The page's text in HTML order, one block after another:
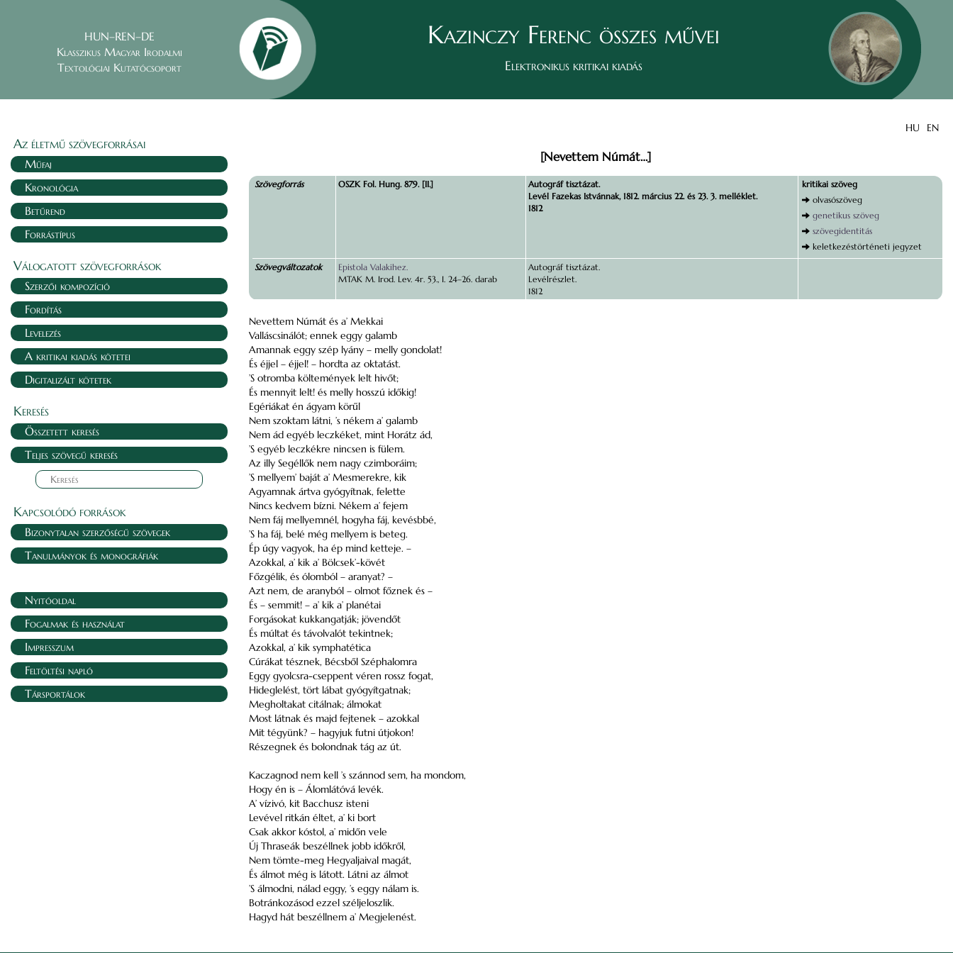
HUN–REN–DE
Klasszikus Magyar Irodalmi
Textológiai Kutatócsoport
Kazinczy Ferenc összes művei
Elektronikus kritikai kiadás
HU EN
Az életmű szövegforrásai
Műfaj
Kronológia
Betűrend
Forrástípus
Válogatott szövegforrások
Szerzői kompozíció
Fordítás
Levelezés
A kritikai kiadás kötetei
Digitalizált kötetek
Keresés
Összetett keresés
Teljes szövegű keresés
Kapcsolódó források
Bizonytalan szerzőségű szövegek
Tanulmányok és monográfiák
Nyitóoldal
Fogalmak és használat
Impresszum
Feltöltési napló
Társportálok
[Nevettem Númát…]
Szövegforrás OSZK Fol. Hung. 879. [II.]
Autográf tisztázat.
Levél Fazekas Istvánnak, 1812. március 22. és 23. 3. melléklet.
1812
kritikai szöveg
olvasószöveg
genetikus szöveg
szövegidentitás
keletkezéstörténeti jegyzet
Szövegváltozatok
Epistola Valakihez.
MTAK M. Irod. Lev. 4r. 53., I. 24–26. darab
Autográf tisztázat.
Levélrészlet.
1812
Nevettem Númát és a’ Mekkai
Valláscsinálót; ennek eggy galamb
Amannak eggy szép lyány – melly gondolat!
És éjjel – éjjel! – hordta az oktatást.
’S otromba költemények lelt hivőt;
És mennyit lelt! és melly hosszú időkig!
Egériákat én ágyam körűl
Nem szoktam látni, ’s nékem a’ galamb
Nem ád egyéb leczkéket, mint Horátz ád,
’S egyéb leczkékre nincsen is fülem.
Az illy Segéllők nem nagy czimboráim;
’S mellyem’ baját a’ Mesmerekre, kik
Agyamnak ártva gyógyítnak, felette
Nincs kedvem bízni. Nékem a’ fejem
Nem fáj mellyemnél, hogyha fáj, kevésbbé,
’S ha fáj, belé még mellyem is beteg.
Ép úgy vagyok, ha ép mind ketteje. –
Azokkal, a’ kik a’ Bölcsek’-kövét
Főzgélik, és ólomból – aranyat? –
Azt nem, de aranyból – olmot főznek és –
És – semmit! – a’ kik a’ planétai
Forgásokat kukkangatják; jövendőt
És múltat és távolvalót tekintnek;
Azokkal, a’ kik symphatética
Cúrákat tésznek, Bécsből Széphalomra
Eggy gyolcsra-cseppent véren rossz fogat,
Hideglelést, tört lábat gyógyítgatnak;
Megholtakat citálnak; álmokat
Most látnak és majd fejtenek – azokkal
Mit tégyünk? – hagyjuk futni útjokon!
Részegnek és bolondnak tág az út.
Kaczagnod nem kell ’s szánnod sem, ha mondom,
Hogy én is – Álomlátóvá levék.
A’ vízivó, kit Bacchusz isteni
Levével ritkán éltet, a’ ki bort
Csak akkor kóstol, a’ midőn vele
Új Thraseák beszéllnek jobb időkről,
Nem tömte-meg Hegyaljaival magát,
És álmot még is látott. Látni az álmot
’S álmodni, nálad eggy, ’s eggy nálam is.
Botránkozásod ezzel széljeloszlik.
Hagyd hát beszéllnem a’ Megjelenést.